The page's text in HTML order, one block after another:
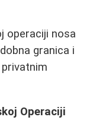
operaciji nosa
granica i
Operaciji